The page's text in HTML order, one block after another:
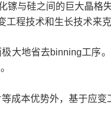
与硅之间的巨大晶格
程技术和生长技术来克
大地省去binning工序
本优势外，基于应